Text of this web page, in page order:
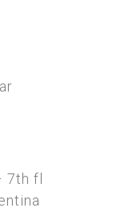
7th fl